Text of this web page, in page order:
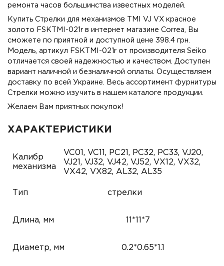
ремонта часов большинства известных моделей.
Купить Стрелки для механизмов TMI VJ VX красное
золото FSKTMI-021r в интернет магазине Correa, Вы
сможете по приятной и доступной цене 398.4 грн.
Модель, артикул FSKTMI-021r от производителя Seiko
отличается своей надежностью и качеством. Доступен
вариант наличной и безналичной оплаты. Осуществляем
доставку по всей Украине. Весь ассортимент фурнитуры
Стрелки можно изучить в нашем каталоге продукции.
Желаем Вам приятных покупок!
ХАРАКТЕРИСТИКИ
Калибр
механизма
VC01, VC11, PC21, PC32, PC33, VJ20,
VJ21, VJ32, VJ42, VJ52, VX12, VX32,
VX42, VX82, AL32, AL35
Тип стрелки
Длина, мм 11*11*7
Диаметр, мм 0.2*0.65*1.1